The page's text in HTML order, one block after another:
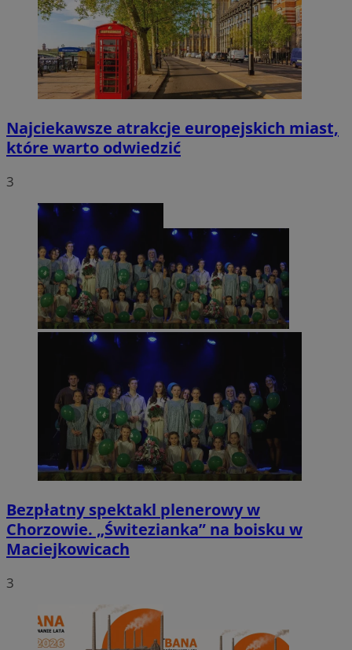
Najciekawsze atrakcje europejskich miast,
które warto odwiedzić
3
Bezpłatny spektakl plenerowy w
Chorzowie. „Świtezianka” na boisku w
Maciejkowicach
3